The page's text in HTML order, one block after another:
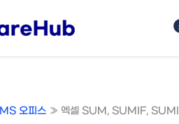
MS 오피스 엑셀 SUM, SUMIF,